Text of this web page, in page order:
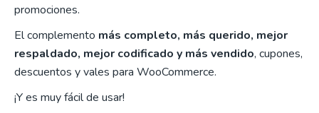
promociones.
El complemento más completo, más querido, mejor
respaldado, mejor codificado y más vendido, cupones,
descuentos y vales para WooCommerce.
¡Y es muy fácil de usar!